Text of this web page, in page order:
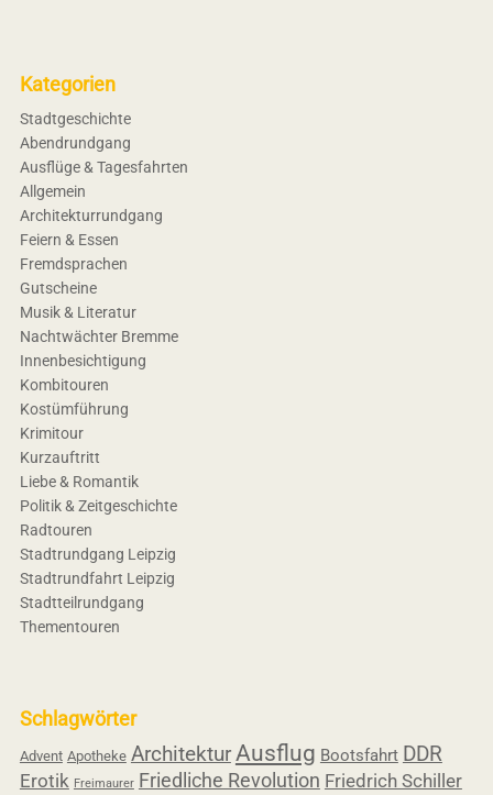
Kategorien
Stadtgeschichte
Abendrundgang
Ausflüge & Tagesfahrten
Allgemein
Architekturrundgang
Feiern & Essen
Fremdsprachen
Gutscheine
Musik & Literatur
Nachtwächter Bremme
Innenbesichtigung
Kombitouren
Kostümführung
Krimitour
Kurzauftritt
Liebe & Romantik
Politik & Zeitgeschichte
Radtouren
Stadtrundgang Leipzig
Stadtrundfahrt Leipzig
Stadtteilrundgang
Thementouren
Schlagwörter
Advent Apotheke ArchitekturAusflug Bootsfahrt DDR
Erotik Freimaurer Friedliche Revolution Friedrich Schiller